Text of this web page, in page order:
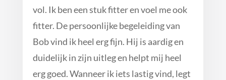
vol. Ik ben een stuk fitter en voel me ook
fitter. De persoonlijke begeleiding van
Bob vind ik heel erg fijn. Hij is aardig en
duidelijk in zijn uitleg en helpt mij heel
erg goed. Wanneer ik iets lastig vind, legt